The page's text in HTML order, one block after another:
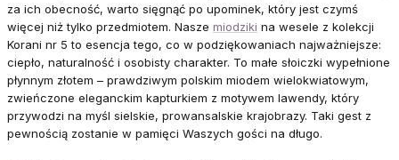
za ich obecność, warto sięgnąć po upominek, który jest czymś
więcej niż tylko przedmiotem. Nasze miodziki na wesele z kolekcji
Korani nr 5 to esencja tego, co w podziękowaniach najważniejsze:
ciepło, naturalność i osobisty charakter. To małe słoiczki wypełnione
płynnym złotem – prawdziwym polskim miodem wielokwiatowym,
zwieńczone eleganckim kapturkiem z motywem lawendy, który
przywodzi na myśl sielskie, prowansalskie krajobrazy. Taki gest z
pewnością zostanie w pamięci Waszych gości na długo.